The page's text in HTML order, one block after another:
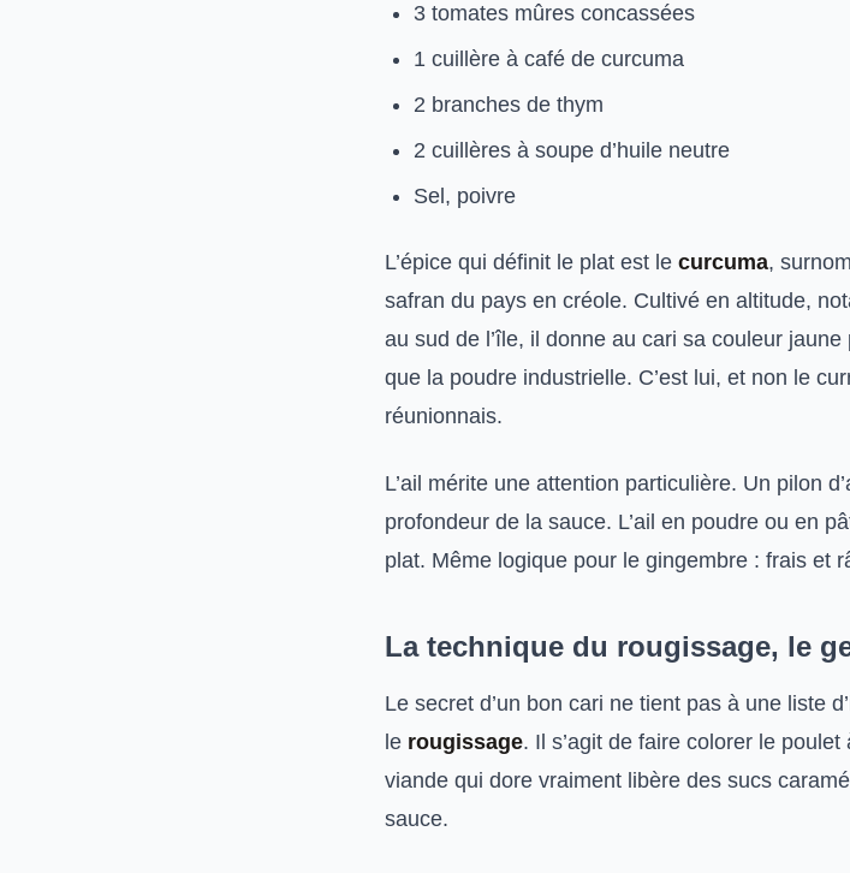
3 tomates mûres concassées
1 cuillère à café de curcuma
2 branches de thym
2 cuillères à soupe d’huile neutre
Sel, poivre
L’épice qui définit le plat est le curcuma,
safran du pays en créole. Cultivé en altitude,
au sud de l’île, il donne au cari sa couleur
que la poudre industrielle. C’est lui, et non le
réunionnais.
L’ail mérite une attention particulière. Un pilon
profondeur de la sauce. L’ail en poudre ou en
plat. Même logique pour le gingembre : frais et
La technique du rougissage, le
Le secret d’un bon cari ne tient pas à une liste
le rougissage. Il s’agit de faire colorer le
viande qui dore vraiment libère des sucs
sauce.